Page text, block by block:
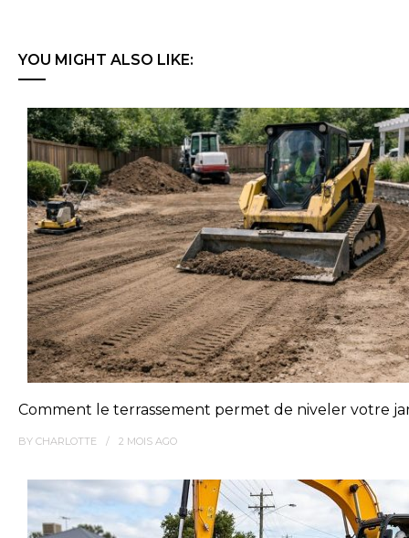
YOU MIGHT ALSO LIKE:
Comment le terrassement permet de niveler votre
BY CHARLOTTE 2 MOIS AGO